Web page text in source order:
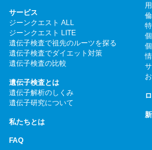
サービス
ジーンクエスト ALL
ジーンクエスト LITE
遺伝子検査で祖先のルーツを探る
遺伝子検査でダイエット対策
遺伝子検査の比較
遺伝子検査とは
遺伝子解析のしくみ
遺伝子研究について
私たちとは
FAQ